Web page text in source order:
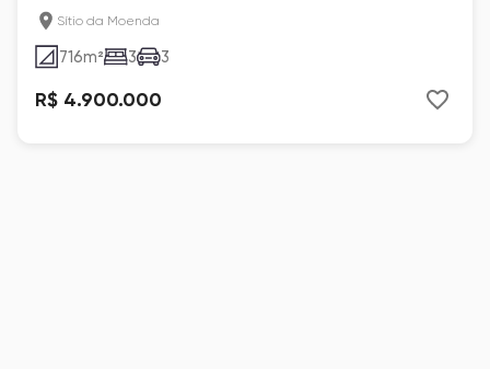
Sítio da Moenda
716m² 3 3
R$ 4.900.000